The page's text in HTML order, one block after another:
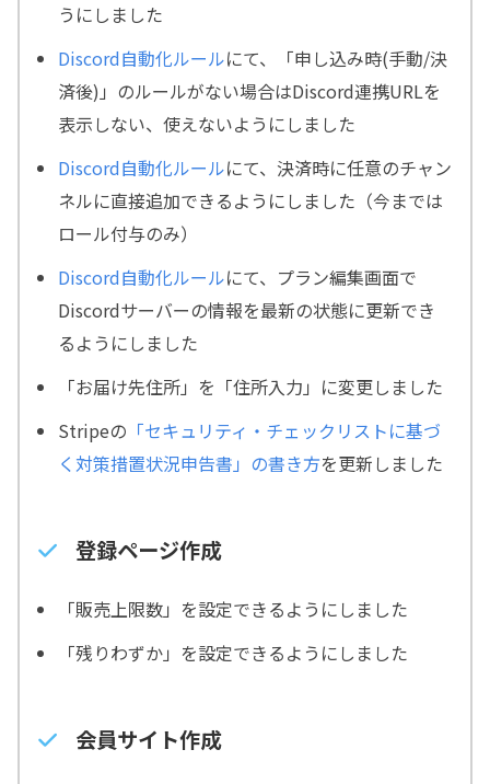
うにしました
Discord自動化ルールにて、「申し込み時(手動/決
済後)」のルールがない場合はDiscord連携URLを
表示しない、使えないようにしました
Discord自動化ルールにて、決済時に任意のチャン
ネルに直接追加できるようにしました（今までは
ロール付与のみ）
Discord自動化ルールにて、プラン編集画面で
Discordサーバーの情報を最新の状態に更新でき
るようにしました
「お届け先住所」を「住所入力」に変更しました
Stripeの 「セキュリティ・チェックリストに基づ
く対策措置状況申告書」の書き方を更新しました
登録ページ作成
「販売上限数」を設定できるようにしました
「残りわずか」を設定できるようにしました
会員サイト作成